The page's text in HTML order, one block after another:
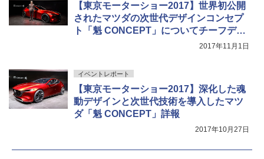
【東京モーターショー2017】世界初公開
されたマツダの次世代デザインコンセプ
ト「魁 CONCEPT」についてチーフデザ
2017年11月1日
イベントレポート
【東京モーターショー2017】深化した魂
動デザインと次世代技術を導入したマツ
ダ「魁 CONCEPT」詳報
2017年10月27日